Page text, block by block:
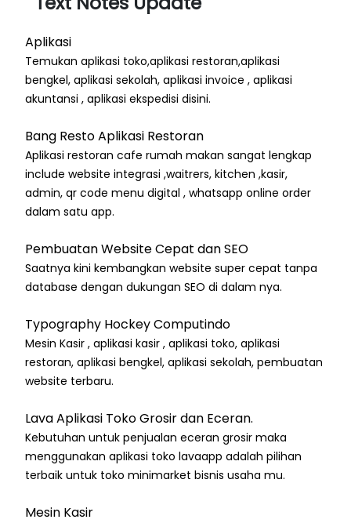
Aplikasi
Temukan aplikasi toko,aplikasi restoran,aplikasi
bengkel, aplikasi sekolah, aplikasi invoice , aplikasi
akuntansi , aplikasi ekspedisi disini.
Bang Resto Aplikasi Restoran
Aplikasi restoran cafe rumah makan sangat lengkap
include website integrasi ,waitrers, kitchen ,kasir,
admin, qr code menu digital , whatsapp online order
dalam satu app.
Pembuatan Website Cepat dan SEO
Saatnya kini kembangkan website super cepat tanpa
database dengan dukungan SEO di dalam nya.
Typography Hockey Computindo
Mesin Kasir , aplikasi kasir , aplikasi toko, aplikasi
restoran, aplikasi bengkel, aplikasi sekolah, pembuatan
website terbaru.
Lava Aplikasi Toko Grosir dan Eceran.
Kebutuhan untuk penjualan eceran grosir maka
menggunakan aplikasi toko lavaapp adalah pilihan
terbaik untuk toko minimarket bisnis usaha mu.
Mesin Kasir